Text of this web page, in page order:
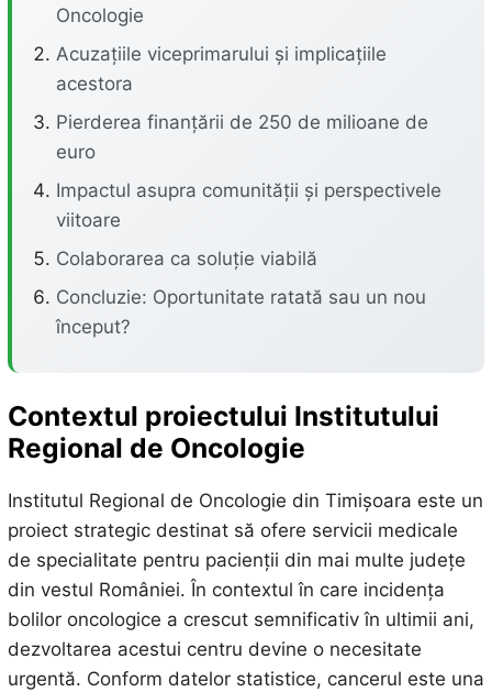
Oncologie
Acuzațiile viceprimarului și implicațiile
acestora
Pierderea finanțării de 250 de milioane de
euro
Impactul asupra comunității și perspectivele
viitoare
Colaborarea ca soluție viabilă
Concluzie: Oportunitate ratată sau un nou
început?
Contextul proiectului Institutului
Regional de Oncologie
Institutul Regional de Oncologie din Timișoara este un
proiect strategic destinat să ofere servicii medicale
de specialitate pentru pacienții din mai multe județe
din vestul României. În contextul în care incidența
bolilor oncologice a crescut semnificativ în ultimii ani,
dezvoltarea acestui centru devine o necesitate
urgentă. Conform datelor statistice, cancerul este una